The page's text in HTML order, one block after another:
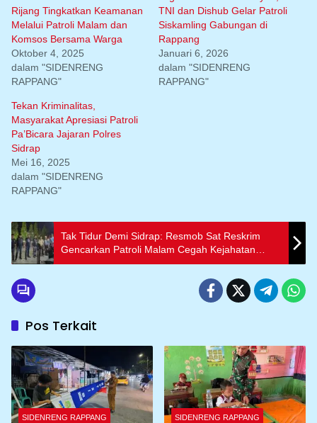
Rijang Tingkatkan Keamanan
Melalui Patroli Malam dan
Komsos Bersama Warga
Oktober 4, 2025
dalam "SIDENRENG
RAPPANG"
TNI dan Dishub Gelar Patroli
Siskamling Gabungan di
Rappang
Januari 6, 2026
dalam "SIDENRENG
RAPPANG"
Tekan Kriminalitas,
Masyarakat Apresiasi Patroli
Pa’Bicara Jajaran Polres
Sidrap
Mei 16, 2025
dalam "SIDENRENG
RAPPANG"
Tak Tidur Demi Sidrap: Resmob Sat Reskrim
Gencarkan Patroli Malam Cegah Kejahatan
Jalanan
Pos Terkait
SIDENRENG RAPPANG SIDENRENG RAPPANG